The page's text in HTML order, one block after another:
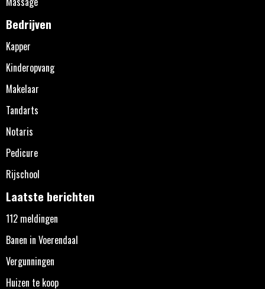
Bedrijven
Kapper
Kinderopvang
Makelaar
Tandarts
Notaris
Pedicure
Rijschool
Laatste berichten
112 meldingen
Banen in Voerendaal
Vergunningen
Huizen te koop